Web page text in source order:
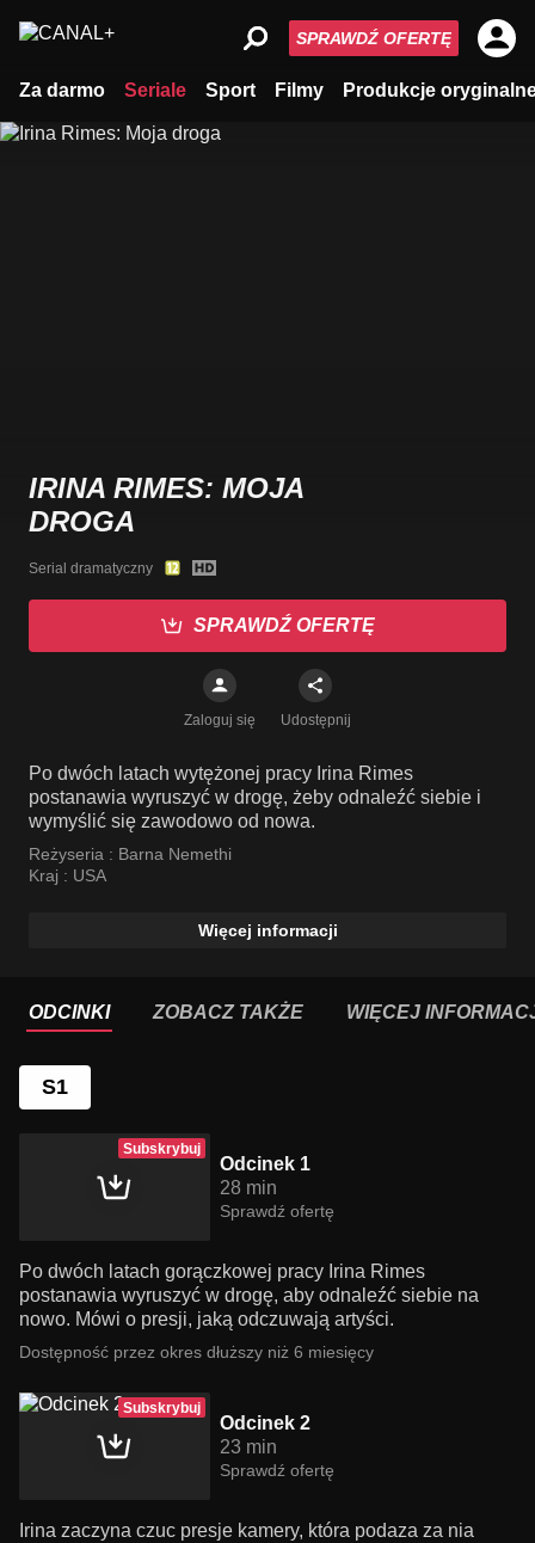
Za darmo Seriale Sport Filmy Produkcje
SPRAWDŹ OFERTĘ
IRINA RIMES: MOJA
DROGA
Serial dramatyczny
SPRAWDŹ OFERTĘ
Zaloguj się Udostępnij
Po dwóch latach wytężonej pracy Irina Rimes
postanawia wyruszyć w drogę, żeby odnaleźć siebie i
wymyślić się zawodowo od nowa.
Reżyseria : Barna Nemethi
Kraj : USA
Więcej informacji
ODCINKI ZOBACZ TAKŻE WIĘCEJ
S1
Subskrybuj
Odcinek 1
28 min
Sprawdź ofertę
Po dwóch latach gorączkowej pracy Irina Rimes
postanawia wyruszyć w drogę, aby odnaleźć siebie na
nowo. Mówi o presji, jaką odczuwają artyści.
Dostępność przez okres dłuższy niż 6 miesięcy
Subskrybuj
Odcinek 2
23 min
Sprawdź ofertę
Irina zaczyna czuc presje kamery, która podaza za nia